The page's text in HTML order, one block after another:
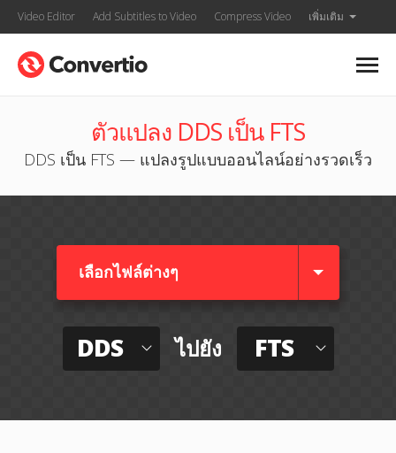
Video Editor Add Subtitles to Video Compress Video เพิ่มเติม
ตัวแปลง DDS เป็น FTS
DDS เป็น FTS — แปลงรูปแบบออนไลน์อย่างรวดเร็ว
เลือกไฟล์ต่างๆ​
DDS ไปยัง FTS